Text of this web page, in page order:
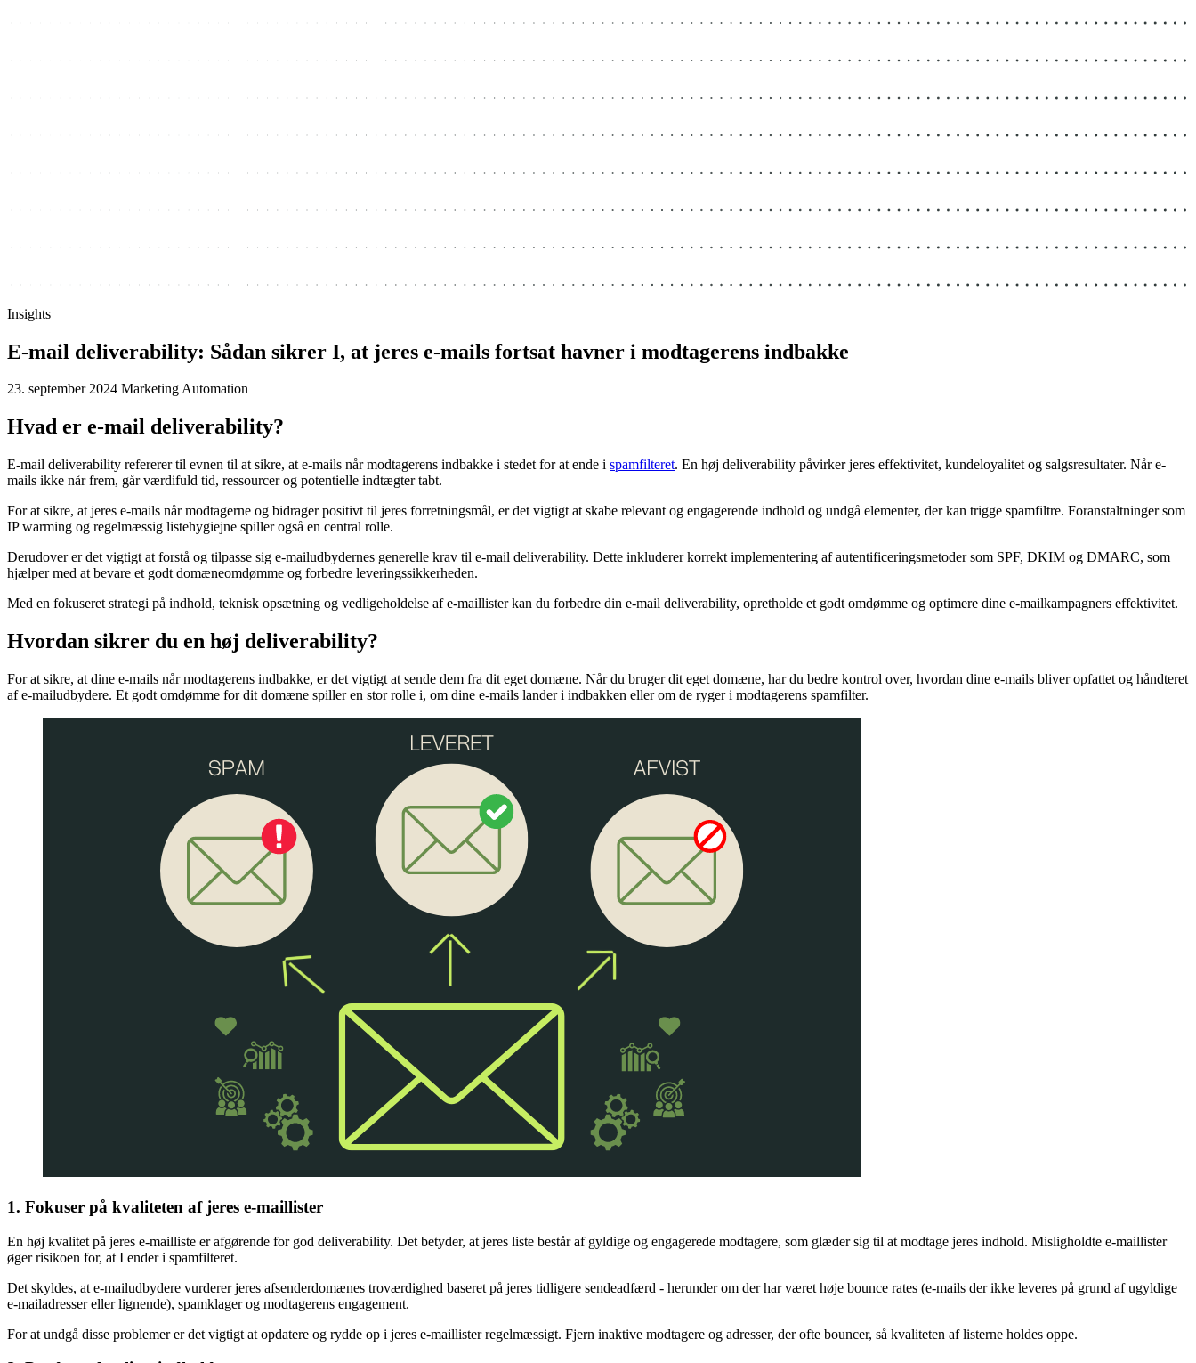
Insights
E-mail deliverability: Sådan sikrer I, at jeres e-mails fortsat havner i modtagerens indbakke
23. september 2024 Marketing Automation
Hvad er e-mail deliverability?
E-mail deliverability refererer til evnen til at sikre, at e-mails når modtagerens indbakke i stedet for at ende ispamfilteret. En høj deliverability påvirker jeres effektivitet, kundeloyalitet og salgsresultater. Når e-
mails ikke når frem, går værdifuld tid, ressourcer og potentielle indtægter tabt.
For at sikre, at jeres e-mails når modtagerne og bidrager positivt til jeres forretningsmål, er det vigtigt at skabe relevant og engagerende indhold og undgå elementer, der kan trigge spamfiltre. Foranstaltninger som
IP warming og regelmæssig listehygiejne spiller også en central rolle.
Derudover er det vigtigt at forstå og tilpasse sig e-mailudbydernes generelle krav til e-mail deliverability. Dette inkluderer korrekt implementering af autentificeringsmetoder som SPF, DKIM og DMARC, som
hjælper med at bevare et godt domæneomdømme og forbedre leveringssikkerheden.
Med en fokuseret strategi på indhold, teknisk opsætning og vedligeholdelse af e-maillister kan du forbedre din e-mail deliverability, opretholde et godt omdømme og optimere dine e-mailkampagners effektivitet.
Hvordan sikrer du en høj deliverability?
For at sikre, at dine e-mails når modtagerens indbakke, er det vigtigt at sende dem fra dit eget domæne. Når du bruger dit eget domæne, har du bedre kontrol over, hvordan dine e-mails bliver opfattet og håndteret
af e-mailudbydere. Et godt omdømme for dit domæne spiller en stor rolle i, om dine e-mails lander i indbakken eller om de ryger i modtagerens spamfilter.
1. Fokuser på kvaliteten af jeres e-maillister
En høj kvalitet på jeres e-mailliste er afgørende for god deliverability. Det betyder, at jeres liste består af gyldige og engagerede modtagere, som glæder sig til at modtage jeres indhold. Misligholdte e-maillister
øger risikoen for, at I ender i spamfilteret.
Det skyldes, at e-mailudbydere vurderer jeres afsenderdomænes troværdighed baseret på jeres tidligere sendeadfærd - herunder om der har været høje bounce rates (e-mails der ikke leveres på grund af ugyldige
e-mailadresser eller lignende), spamklager og modtagerens engagement.